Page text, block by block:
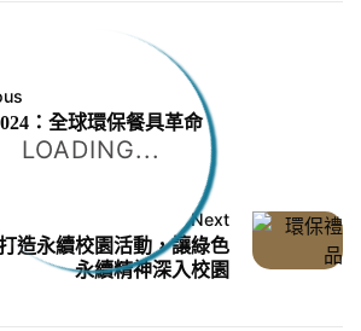
LOADING...
：全球環保餐具革命
Next
造永續校園活動，讓綠色
永續精神深入校園